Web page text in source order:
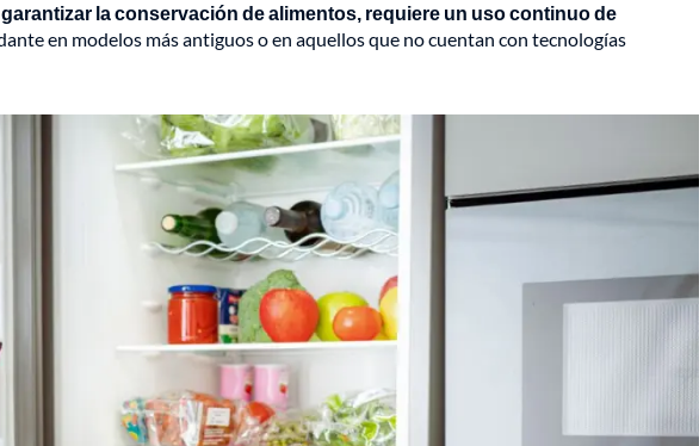
la conservación de alimentos, requiere un uso continuo de
en modelos más antiguos o en aquellos que no cuentan con tecnologías